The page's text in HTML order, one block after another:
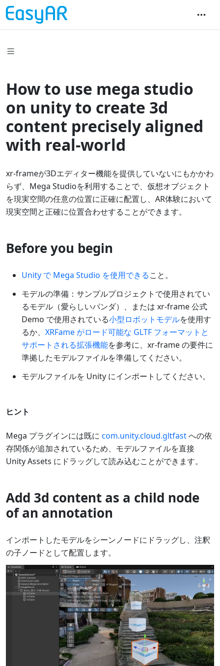
How to use mega studio
on unity to create 3d
content precisely aligned
with real-world
xr-frameが3Dエディター機能を提供していないにもかかわ
らず、Mega Studioを利用することで、仮想オブジェクト
を現実空間の任意の位置に正確に配置し、AR体験において
現実空間と正確に位置合わせすることができます。
Before you begin
Unity で Mega Studio を使用できること。
モデルの準備：サンプルプロジェクトで使用されてい
るモデル（愛らしいパンダ）、または xr-frame 公式
Demo で使用されている小型ロボットモデルを使用す
るか、 XRFame がロード可能な GLTF フォーマットと
サポートされる拡張機能を参考に、xr-frame の要件に
準拠したモデルファイルを準備してください。
モデルファイルを Unity にインポートしてください。
ヒント
Mega プラグインには既に com.unity.cloud.gltfastへの依
存関係が追加されているため、モデルファイルを直接
Unity Assets にドラッグして読み込むことができます。
Add 3d content as a child node
of an annotation
インポートしたモデルをシーンノードにドラッグし、注釈
の子ノードとして配置します。